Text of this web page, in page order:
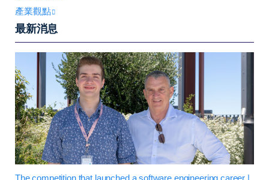
產業觀點
最新消息
The competition that launched a software engineering career |